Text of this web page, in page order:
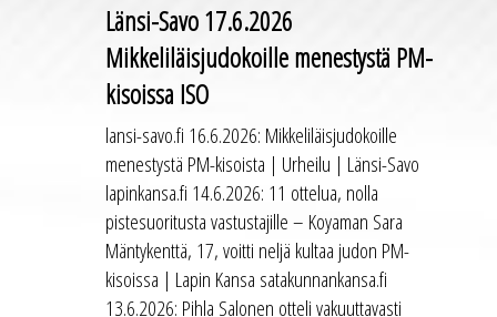
Länsi-Savo 17.6.2026
Mikkeliläisjudokoille menestystä PM-
kisoissa ISO
lansi-savo.fi 16.6.2026: Mikkeliläisjudokoille
menestystä PM-kisoista | Urheilu | Länsi-Savo
lapinkansa.fi 14.6.2026: 11 ottelua, nolla
pistesuoritusta vastustajille – Koyaman Sara
Mäntykenttä, 17, voitti neljä kultaa judon PM-
kisoissa | Lapin Kansa satakunnankansa.fi
13.6.2026: Pihla Salonen otteli vakuuttavasti